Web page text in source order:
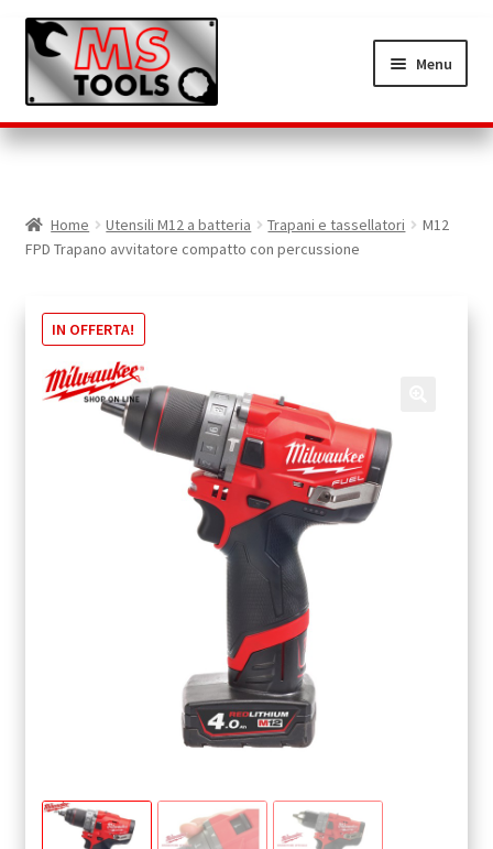
Vai
alla
navigazione
Vai
al
contenuto
Menu
HOME
CARRELLO
CHI SIAMO
CONDIZIONI DI VENDITA
GARANZIA MIGLIOR PREZZO
NOLEGGIO A LUNGO TERMINE
PERCHÈ COMPRARE DA NOI
PRIVACY
Home Utensili M12 a batteria Trapani e tassellatori
M12
FPD Trapano avvitatore compatto con percussione
IN OFFERTA!